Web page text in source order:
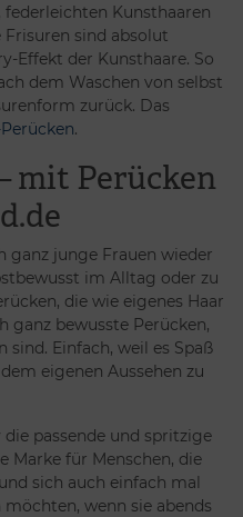
federleichten Kunsthaaren
Frisuren sind absolut
Effekt der Kunsthaare. So
dem Waschen von selbst
zurück. Das
.
mit Perücken
ganz junge Frauen wieder
im Alltag oder zu
die wie eigenes Haar
ganz bewusste Perücken,
sind. Einfach, weil es Spaß
eigenen Aussehen zu
passende und spritzige
Marke für Menschen, die
sich auch einfach mal
wenn sie abends